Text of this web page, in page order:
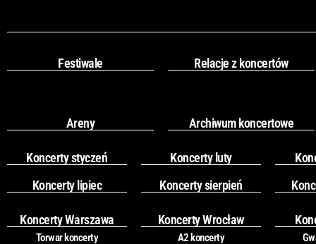
Festiwale Relacje z koncertów
Areny Archiwum koncertowe
Koncerty styczeń Koncerty luty
Koncerty lipiec
Koncerty sierpień
Koncerty Warszawa
Torwar koncerty
Koncerty Wrocław
A2 koncerty